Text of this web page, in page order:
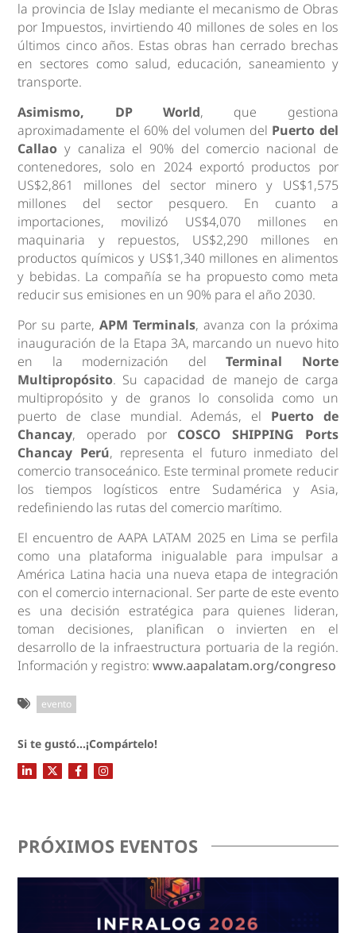
la provincia de Islay mediante el mecanismo de Obras
por Impuestos, invirtiendo 40 millones de soles en los
últimos cinco años. Estas obras han cerrado brechas
en sectores como salud, educación, saneamiento y
transporte.
Asimismo, DP World, que gestiona
aproximadamente el 60% del volumen del Puerto del
Callaoy canaliza el 90% del comercio nacional de
contenedores, solo en 2024 exportó productos por
US$2,861 millones del sector minero y US$1,575
millones del sector pesquero. En cuanto a
importaciones, movilizó US$4,070 millones en
maquinaria y repuestos, US$2,290 millones en
productos químicos y US$1,340 millones en alimentos
y bebidas. La compañía se ha propuesto como meta
reducir sus emisiones en un 90% para el año 2030.
Por su parte,APM Terminals, avanza con la próxima
inauguración de la Etapa 3A, marcando un nuevo hito
en la modernización del Terminal Norte
Multipropósito. Su capacidad de manejo de carga
multipropósito y de granos lo consolida como un
puerto de clase mundial. Además, el Puerto de
Chancay, operado por COSCO SHIPPING Ports
Chancay Perú, representa el futuro inmediato del
comercio transoceánico. Este terminal promete reducir
los tiempos logísticos entre Sudamérica y Asia,
redefiniendo las rutas del comercio marítimo.
El encuentro de AAPA LATAM 2025 en Lima se perfila
como una plataforma inigualable para impulsar a
América Latina hacia una nueva etapa de integración
con el comercio internacional. Ser parte de este evento
es una decisión estratégica para quienes lideran,
toman decisiones, planifican o invierten en el
desarrollo de la infraestructura portuaria de la región.
Información y registro: www.aapalatam.org/congreso
evento
Si te gustó...¡Compártelo!
PRÓXIMOS EVENTOS